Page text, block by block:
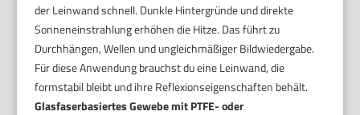
der Leinwand schnell. Dunkle Hintergründe und direkte
Sonneneinstrahlung erhöhen die Hitze. Das führt zu
Durchhängen, Wellen und ungleichmäßiger Bildwiedergabe.
Für diese Anwendung brauchst du eine Leinwand, die
formstabil bleibt und ihre Reflexionseigenschaften behält.
Glasfaserbasiertes Gewebe mit PTFE- oder